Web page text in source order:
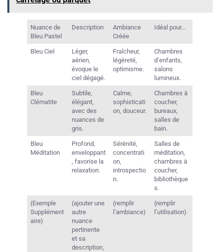
Nuance de
Bleu Pastel
Description
Ambiance
Créée
Idéal pour…
Bleu Ciel
Léger,
aérien,
évoque le
ciel dégagé.
Fraîcheur,
légèreté,
optimisme.
Chambres
d’enfants,
salons
lumineux.
Bleu
Clématite
Subtile,
élégant,
avec des
nuances de
gris.
Calme,
sophisticati
on, douceur.
Chambres à
coucher,
bureaux,
salles de
bain.
Bleu
Méditation
Profond,
enveloppant
, favorise la
relaxation.
Sérénité,
concentrati
on,
introspectio
n.
Salles de
méditation,
chambres à
coucher,
bibliothèque
s.
(Exemple
Supplément
aire)
(ajouter une
autre
nuance
pertinente
et sa
description,
(remplir
l’ambiance)
(remplir
l’utilisation)